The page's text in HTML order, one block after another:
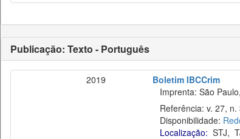
Publicação: Texto - Português
2019
Boletim IBCCrim
Imprenta: São
Referência: v. 27,
Disponibilidade:
Localização: STJ,